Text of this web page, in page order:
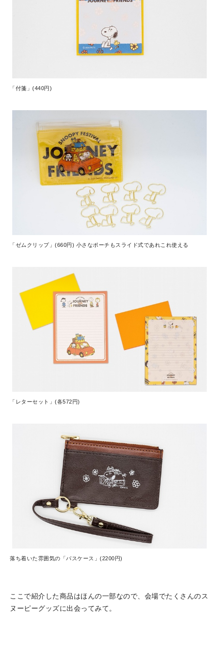
「付箋」(440円)
「ゼムクリップ」(660円) 小さなポーチもスライド式であれこれ使える
「レターセット」(各572円)
落ち着いた雰囲気の「パスケース」(2200円)
ここで紹介した商品はほんの一部なので、会場でたくさんのス
ヌーピーグッズに出会ってみて。